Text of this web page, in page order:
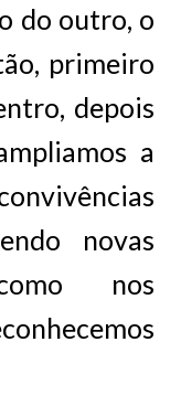
do outro, o
primeiro
depois
a
novas
nos